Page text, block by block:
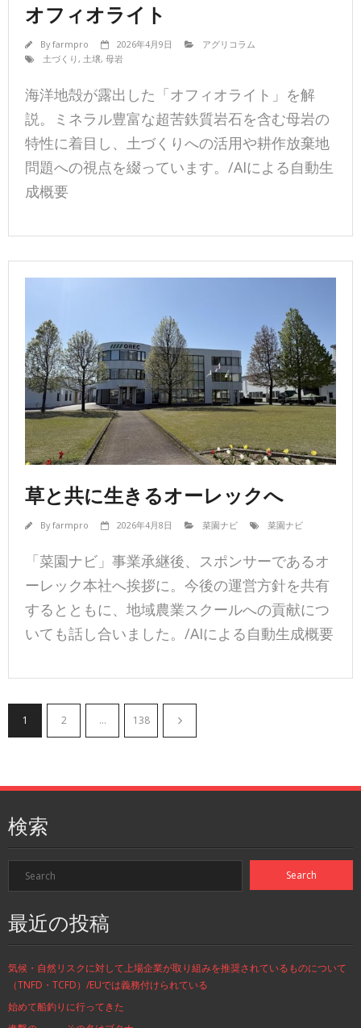
オフィオライト
Byfarmpro 2026年4月9日
アグリコラム
土づくり , 土壌, 母岩
海洋地殻が露出した「オフィオライト」を解
説。ミネラル豊富な超苦鉄質岩石を含む母岩の
特性に着目し、土づくりへの活用や耕作放棄地
問題への視点を綴っています。/AIによる自動生
成概要
草と共に生きるオーレックへ
Byfarmpro 2026年4月8日 菜園ナビ 菜園ナビ
「菜園ナビ」事業承継後、スポンサーであるオ
ーレック本社へ挨拶に。今後の運営方針を共有
するとともに、地域農業スクールへの貢献につ
いても話し合いました。/AIによる自動生成概要
1 2 … 138
検索
最近の投稿
気候・自然リスクに対して上場企業が取り組みを推奨されているものについて
（TNFD・TCFD）/EUでは義務付けられている
始めて船釣りに行ってきた